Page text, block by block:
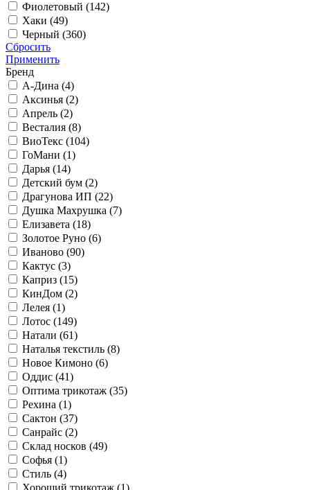
Фиолетовый (142)
Хаки (49)
Черный (360)
Сбросить
Применить
Бренд
А-Дина (4)
Аксинья (2)
Апрель (2)
Весталия (8)
ВиоТекс (104)
ГоМани (1)
Дарья (14)
Детский бум (2)
Драгунова ИП (22)
Душка Махрушка (7)
Елизавета (18)
Золотое Руно (6)
Иваново (90)
Кактус (3)
Каприз (15)
КинДом (2)
Лелея (1)
Лотос (149)
Натали (61)
Наталья текстиль (8)
Новое Кимоно (6)
Оддис (41)
Оптима трикотаж (35)
Рехина (1)
Сактон (37)
Санрайс (2)
Склад носков (49)
Софья (1)
Стиль (4)